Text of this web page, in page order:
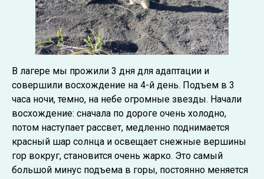
В лагере мы прожили 3 дня для адаптации и
совершили восхождение на 4-й день. Подъем в 3
часа ночи, темно, на небе огромные звезды. Начали
восхождение: сначала по дороге очень холодно,
потом наступает рассвет, медленно поднимается
красный шар солнца и освещает снежные вершины
гор вокруг, становится очень жарко. Это самый
большой минус подъема в горы, постоянно меняется